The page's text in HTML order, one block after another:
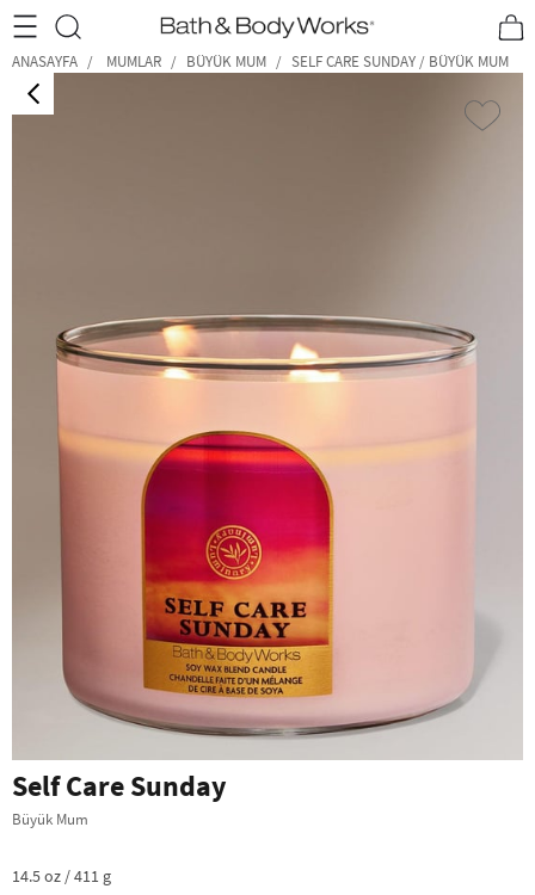
•2200₺ ve Üzeri Kargo Ücretsiz!• *Promosyon Detayları
ANASAYFA MUMLAR BÜYÜK MUM SELF CARE SUNDAY / BÜYÜK MUM
‹
Self Care Sunday
Büyük Mum
14.5 oz / 411 g